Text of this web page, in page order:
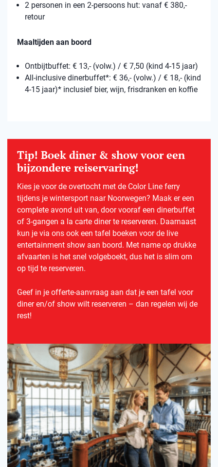
2 personen in een 2-persoons hut: vanaf € 380,-
retour
Maaltijden aan boord
Ontbijtbuffet: € 13,- (volw.) / € 7,50 (kind 4-15 jaar)
All-inclusive dinerbuffet*: € 36,- (volw.) / € 18,- (kind
4-15 jaar)* inclusief bier, wijn, frisdranken en koffie
Tip! Boek diner & show voor een
bijzondere reiservaring!
Kies je voor de overtocht met de Color Line ferry
tijdens je wintersport naar Noorwegen? Maak er een
complete avond uit van, door vooraf een dinerbuffet
of 3-gangen a la carte diner te reserveren. Daarnaast
kun je via ons ook een tafel boeken voor de live
entertainment show aan boord. Met name op drukke
afvaarten is het snel volgeboekt, dus het is slim om
op tijd te reserveren.
Geef in je offerte-aanvraag aan dat je een tafel voor
diner en/of show wilt reserveren – dan regelen wij de
rest!